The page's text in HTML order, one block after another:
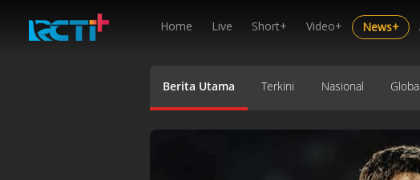
Home Live Short+ Video+ News+
Berita Utama Terkini Nasional Global